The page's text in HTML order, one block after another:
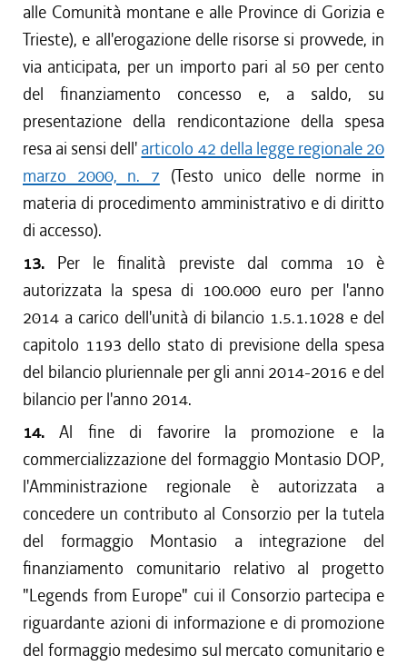
alle Comunità montane e alle Province di Gorizia e
Trieste), e all'erogazione delle risorse si provvede, in
via anticipata, per un importo pari al 50 per cento
del finanziamento concesso e, a saldo, su
presentazione della rendicontazione della spesa
resa ai sensi dell' articolo 42 della legge regionale 20
marzo 2000, n. 7 (Testo unico delle norme in
materia di procedimento amministrativo e di diritto
di accesso).
13. Per le finalità previste dal comma 10 è
autorizzata la spesa di 100.000 euro per l'anno
2014 a carico dell'unità di bilancio 1.5.1.1028 e del
capitolo 1193 dello stato di previsione della spesa
del bilancio pluriennale per gli anni 2014-2016 e del
bilancio per l'anno 2014.
14.Al fine di favorire la promozione e la
commercializzazione del formaggio Montasio DOP,
l'Amministrazione regionale è autorizzata a
concedere un contributo al Consorzio per la tutela
del formaggio Montasio a integrazione del
finanziamento comunitario relativo al progetto
"Legends from Europe" cui il Consorzio partecipa e
riguardante azioni di informazione e di promozione
del formaggio medesimo sul mercato comunitario e